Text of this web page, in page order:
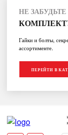
НЕ
Гайки и болты,
ассортименте.
ПЕРЕЙТИ В